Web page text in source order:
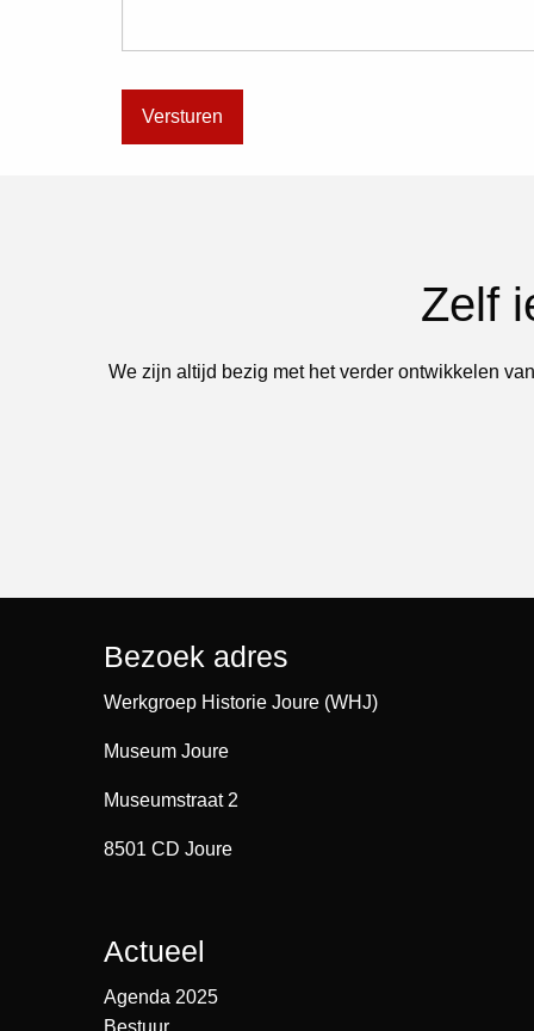
Zelf
We zijn altijd bezig met het verder ontwikkelen
Bezoek adres
Werkgroep Historie Joure (WHJ)
Museum Joure
Museumstraat 2
8501 CD Joure
Actueel
Agenda 2025